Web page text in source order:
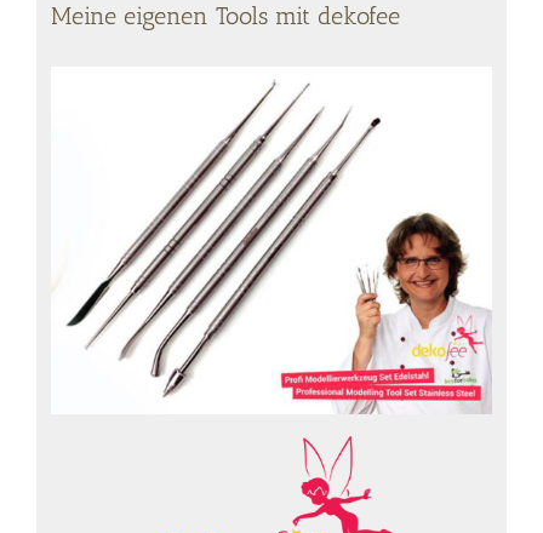
Meine eigenen Tools mit dekofee